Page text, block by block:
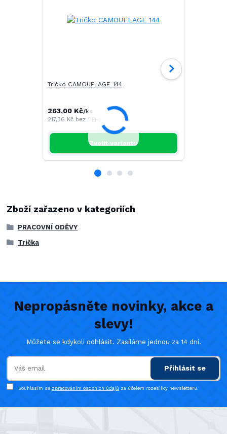
Tričko CAMOUFLAGE 144
263,00 Kč/ks
217,36 Kč bez DPH
Zvolit variantu
Zboží zařazeno v kategoriích
PRACOVNÍ ODĚVY
Trička
Nepropásněte novinky, akce a
slevy!
Můžete se kdykoli odhlásit. Zasíláme jednou za 14 dní.
Přihlásit se
Souhlasím se zpracováním osobních údajů za účelem rozesílky newsletteru.